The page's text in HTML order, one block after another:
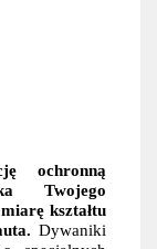
ochronną
Twojego
kształtu
Dywaniki